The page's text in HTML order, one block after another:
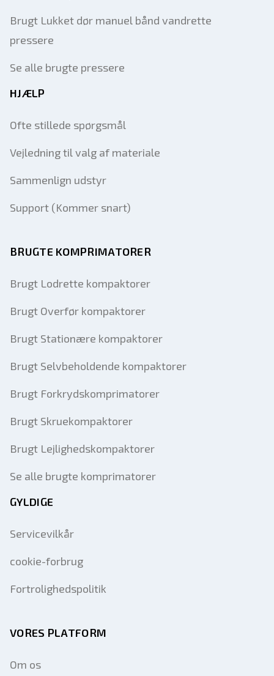
Brugt Lukket dør manuel bånd vandrette
pressere
Se alle brugte pressere
HJÆLP
Ofte stillede spørgsmål
Vejledning til valg af materiale
Sammenlign udstyr
Support (Kommer snart)
BRUGTE KOMPRIMATORER
Brugt Lodrette kompaktorer
Brugt Overfør kompaktorer
Brugt Stationære kompaktorer
Brugt Selvbeholdende kompaktorer
Brugt Forkrydskomprimatorer
Brugt Skruekompaktorer
Brugt Lejlighedskompaktorer
Se alle brugte komprimatorer
GYLDIGE
Servicevilkår
cookie-forbrug
Fortrolighedspolitik
VORES PLATFORM
Om os